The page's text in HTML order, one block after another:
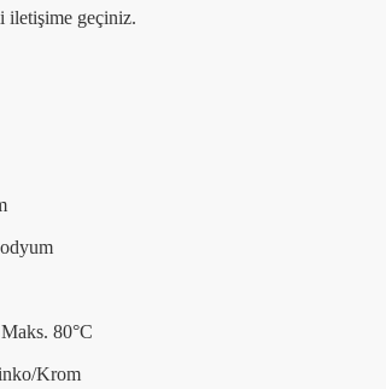
iletişime geçiniz.
Maks. 80°C
Krom